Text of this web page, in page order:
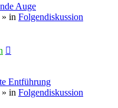
Auge
» in Folgendiskussion
Entführung
» in Folgendiskussion